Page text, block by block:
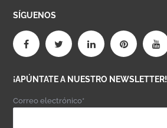
SÍGUENOS
¡APÚNTATE A NUESTRO NEWSLETTER!
Correo electrónico*